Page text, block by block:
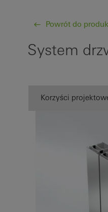
Powrót do
System
Korzyści